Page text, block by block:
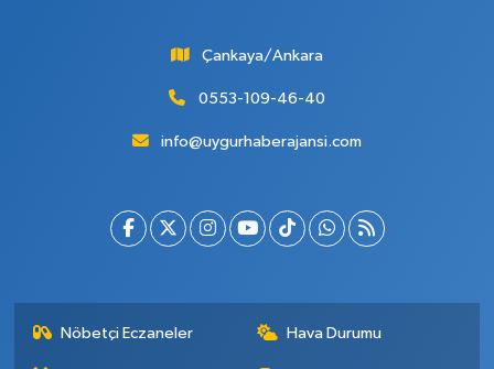
Çankaya/Ankara
0553-109-46-40
info@uygurhaberajansi.com
Nöbetçi Eczaneler Hava Durumu